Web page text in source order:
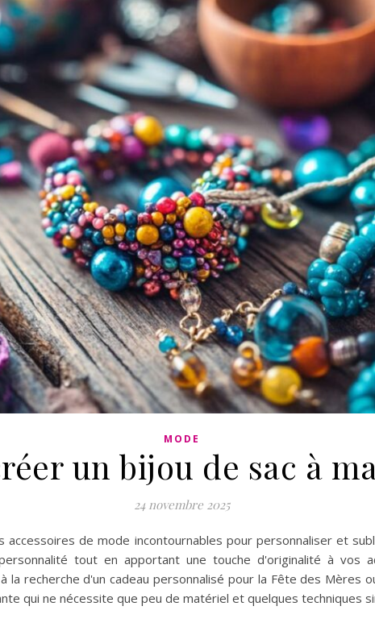
MODE
un bijou de sac à
24 novembre 2025
de mode incontournables pour personnaliser et
tout en apportant une touche d'originalité à vos
la recherche d'un cadeau personnalisé pour la Fête des Mères
qui ne nécessite que peu de matériel et quelques techniques